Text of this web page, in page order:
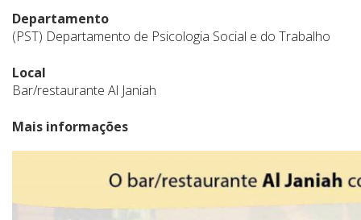
Departamento
(PST) Departamento de Psicologia Social e do Trabalho
Local
Bar/restaurante Al Janiah
Mais informações